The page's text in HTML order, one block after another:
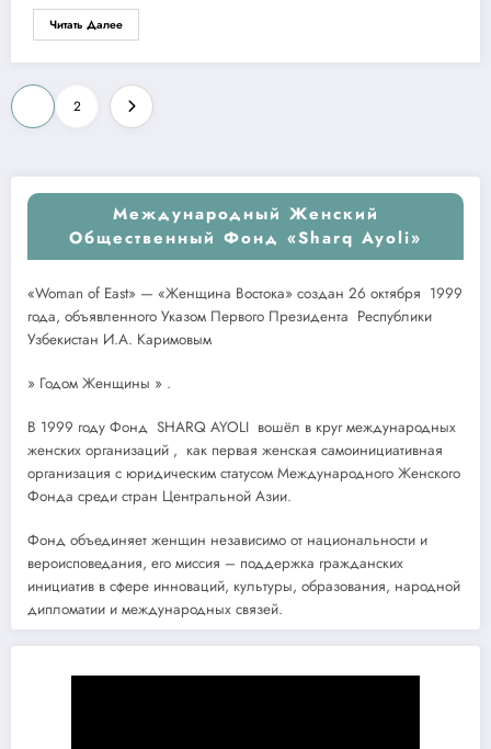
Читать Далее
Пагинация
записей
2
Международный Женский
Общественный Фонд «Sharq Ayoli»
«Woman of East» — «Женщина Востока» создан 26 октября 1999
года, объявленного Указом Первого Президента Республики
Узбекистан И.А. Каримовым
» Годом Женщины » .
В 1999 году Фонд SHARQ AYOLI вошёл в круг международных
женских организаций , как первая женская самоинициативная
организация с юридическим статусом Международного Женского
Фонда среди стран Центральной Азии.
Фонд объединяет женщин независимо от национальности и
вероисповедания, его миссия – поддержка гражданских
инициатив в сфере инноваций, культуры, образования, народной
дипломатии и международных связей.